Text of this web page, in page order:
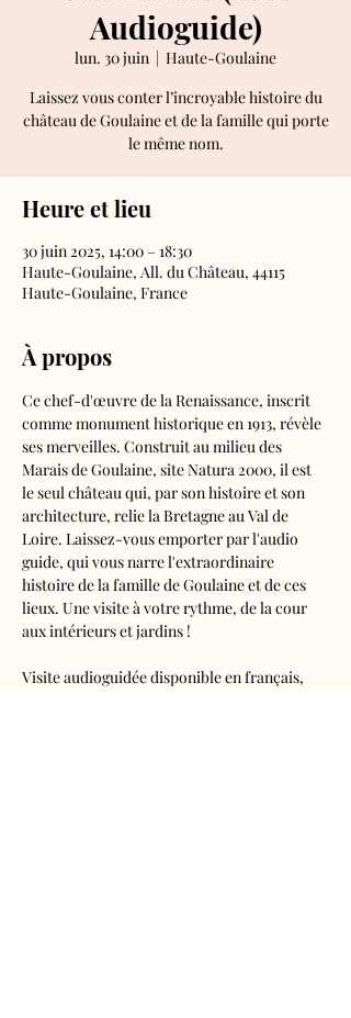
Audioguide)
lun. 30 juin
  |
Haute-Goulaine
Laissez vous conter l’incroyable histoire du
château de Goulaine et de la famille qui porte
le même nom.
Heure et lieu
30 juin 2025, 14:00 – 18:30
Haute-Goulaine, All. du Château, 44115
Haute-Goulaine, France
À propos
Ce chef-d'œuvre de la Renaissance, inscrit
comme monument historique en 1913, révèle
ses merveilles. Construit au milieu des
Marais de Goulaine, site Natura 2000, il est
le seul château qui, par son histoire et son
architecture, relie la Bretagne au Val de
Loire. Laissez-vous emporter par l'audio
guide, qui vous narre l'extraordinaire
histoire de la famille de Goulaine et de ces
lieux. Une visite à votre rythme, de la cour
aux intérieurs et jardins !
Visite audioguidée disponible en français,